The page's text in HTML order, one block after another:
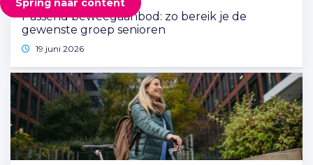
Passend beweegaanbod: zo bereik je de
gewenste groep senioren
19 juni 2026